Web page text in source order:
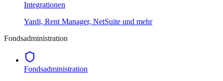
Integrationen
Yardi, Rent Manager, NetSuite und mehr
Fondsadministration
Fondsadministration